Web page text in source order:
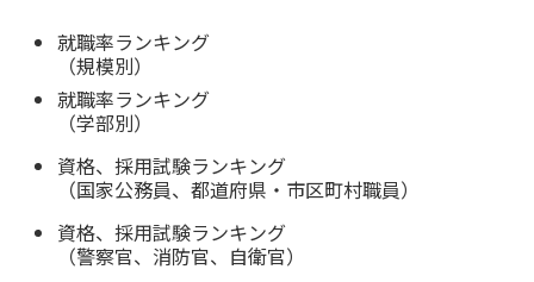
就職率ランキング
（規模別）
就職率ランキング
（学部別）
資格、採用試験ランキング
（国家公務員、都道府県・市区町村職員）
資格、採用試験ランキング
（警察官、消防官、自衛官）